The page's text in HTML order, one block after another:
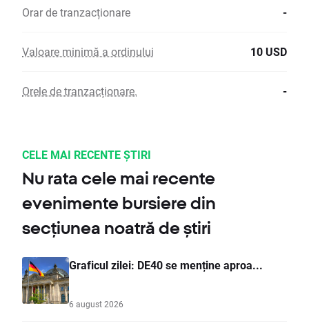
Orar de tranzacționare -
Valoare minimă a ordinului 10 USD
Orele de tranzacționare. -
CELE MAI RECENTE ȘTIRI
Nu rata cele mai recente
evenimente bursiere din
secțiunea noatră de știri
Graficul zilei: DE40 se menține aproa...
6 august 2026